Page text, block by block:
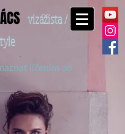
vizážista /
líčením od